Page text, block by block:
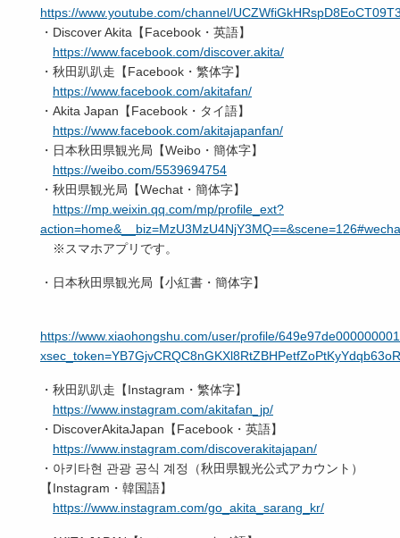
https://www.youtube.com/channel/
・Discover Akita【Facebook・英語】
https://www.facebook.com/discover.akita/
・秋田趴趴走【Facebook・繁体字】
https://www.facebook.com/akitafan/
・Akita Japan【Facebook・タイ語】
https://www.facebook.com/akitajapanfan/
・日本秋田県観光局【Weibo・簡体字】
https://weibo.com/5539694754
・秋田県観光局【Wechat・簡体字】
https://mp.weixin.qq.com/mp/profile_ext?
※スマホアプリです。
・日本秋田県観光局【小紅書・簡体字】
https://www.xiaohongshu.com/user/profile/
・秋田趴趴走【Instagram・繁体字】
https://www.instagram.com/akitafan_jp/
・DiscoverAkitaJapan【Facebook・英語】
https://www.instagram.com/discoverakitajapan/
・아키타현 관광 공식 계정（秋田県観光公式アカウント）
【Instagram・韓国語】
https://www.instagram.com/go_akita_sarang_kr/